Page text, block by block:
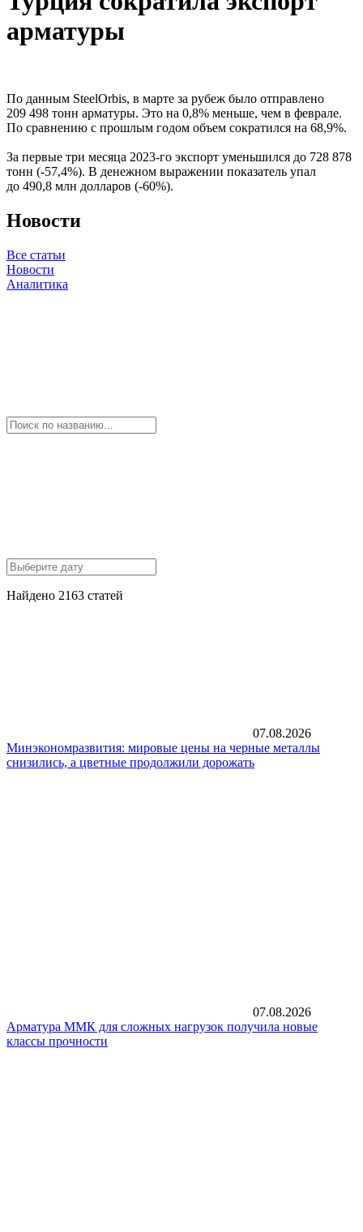
арматуры
По данным SteelOrbis, в марте за рубеж было отправлено
209 498 тонн арматуры. Это на 0,8% меньше, чем в феврале.
По сравнению с прошлым годом объем сократился на 68,9%.
За первые три месяца 2023-го экспорт уменьшился до 728 878
тонн (-57,4%). В денежном выражении показатель упал
до 490,8 млн долларов (-60%).
Новости
Все статьи
Новости
Аналитика
Найдено 2163 статей
07.08.2026
Минэкономразвития: мировые цены на черные металлы
снизились, а цветные продолжили дорожать
07.08.2026
Арматура ММК для сложных нагрузок получила новые
классы прочности